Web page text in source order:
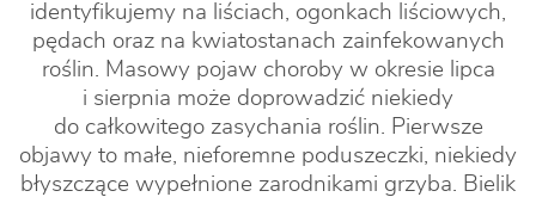
identyfikujemy na liściach, ogonkach liściowych,
pędach oraz na kwiatostanach zainfekowanych
roślin. Masowy pojaw choroby w okresie lipca
i sierpnia może doprowadzić niekiedy
do całkowitego zasychania roślin. Pierwsze
objawy to małe, nieforemne poduszeczki, niekiedy
błyszczące wypełnione zarodnikami grzyba. Bielik